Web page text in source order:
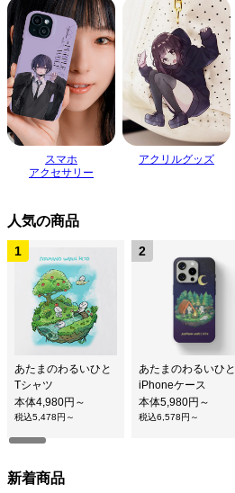
スマホ
アクセサリー
アクリルグッズ
人気の商品
あたまのわるいひと
Tシャツ
本体4,980円～
税込5,478円～
あたまのわるいひと
iPhoneケース
本体5,980円～
税込6,578円～
新着商品